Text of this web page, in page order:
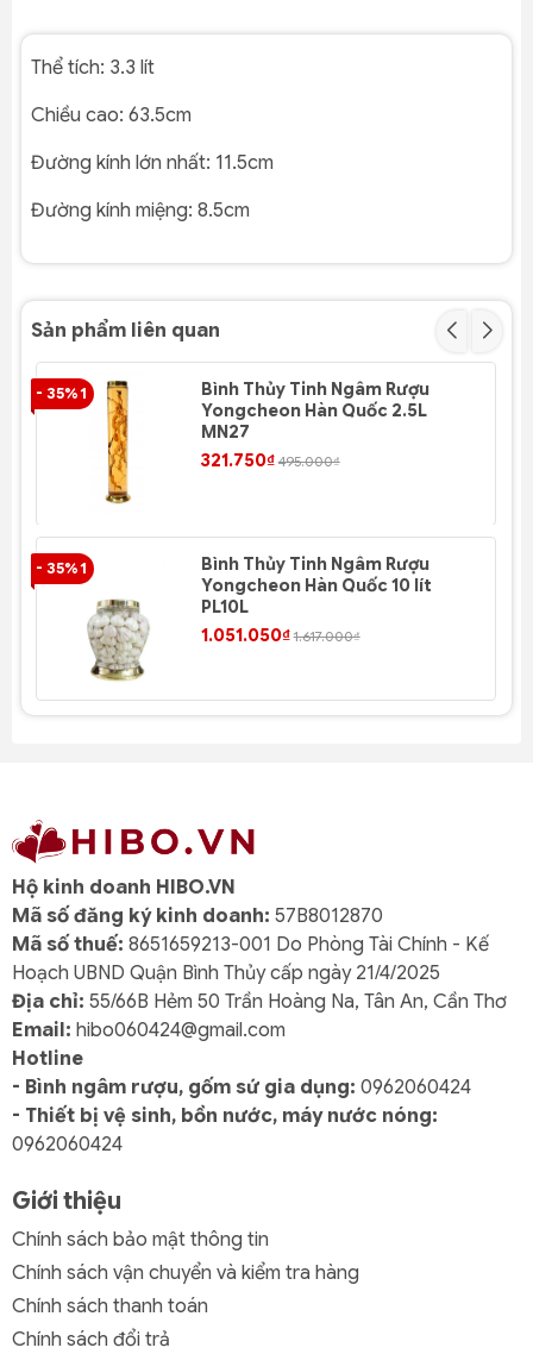
Thể tích: 3.3 lít
Chiều cao: 63.5cm
Đường kính lớn nhất: 11.5cm
Đường kính miệng: 8.5cm
Sản phẩm liên quan
- 35% 1
Bình Thủy Tinh Ngâm Rượu
Yongcheon Hàn Quốc 2.5L
MN27
321.750₫ 495.000₫
- 35% 1
Bình Thủy Tinh Ngâm Rượu
Yongcheon Hàn Quốc 10 lít
PL10L
1.051.050₫ 1.617.000₫
Hộ kinh doanh HIBO.VN
Mã số đăng ký kinh doanh: 57B8012870
Mã số thuế: 8651659213-001 Do Phòng Tài Chính - Kế
Hoạch UBND Quận Bình Thủy cấp ngày 21/4/2025
Địa chỉ: 55/66B Hẻm 50 Trần Hoàng Na, Tân An, Cần Thơ
Email: hibo060424@gmail.com
Hotline
- Bình ngâm rượu, gốm sứ gia dụng: 0962060424
- Thiết bị vệ sinh, bồn nước, máy nước nóng:
0962060424
Giới thiệu
Chính sách bảo mật thông tin
Chính sách vận chuyển và kiểm tra hàng
Chính sách thanh toán
Chính sách đổi trả